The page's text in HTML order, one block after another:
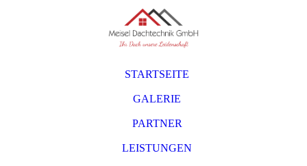
STARTSEITE
GALERIE
PARTNER
LEISTUNGEN